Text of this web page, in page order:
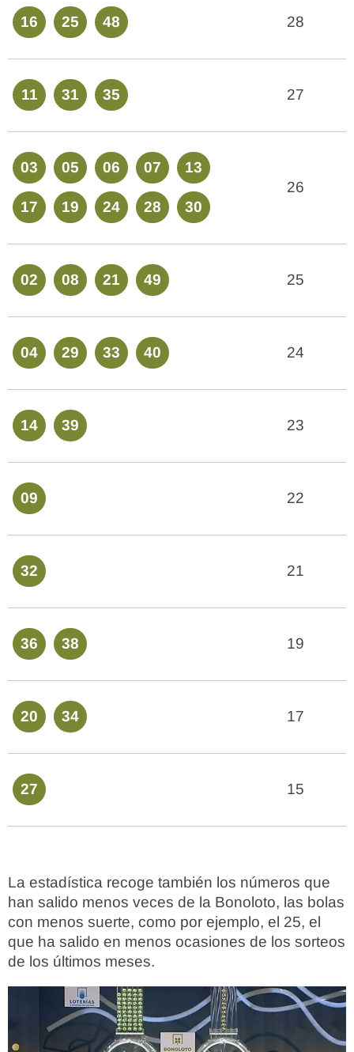
16 25 48 28
11 31 35 27
03 05 06 07 13
17 19 24 28 30
26
02 08 21 49 25
04 29 33 40 24
14 39 23
09 22
32 21
36 38 19
20 34 17
27 15
La estadística recoge también los números que
han salido menos veces de la Bonoloto, las bolas
con menos suerte, como por ejemplo, el 25, el
que ha salido en menos ocasiones de los sorteos
de los últimos meses.